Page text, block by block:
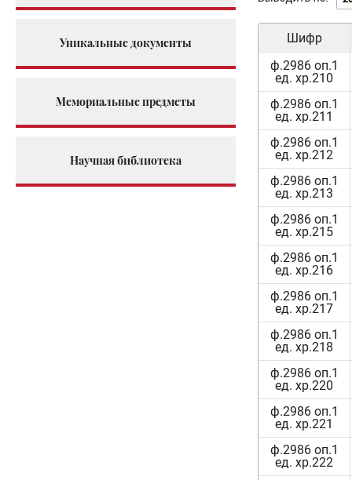
Уникальные документы
Мемориальные предметы
Научная библиотека
Шифр
ф.2986 оп.1
ед. хр.210
ф.2986 оп.1
ед. хр.211
ф.2986 оп.1
ед. хр.212
ф.2986 оп.1
ед. хр.213
ф.2986 оп.1
ед. хр.215
ф.2986 оп.1
ед. хр.216
ф.2986 оп.1
ед. хр.217
ф.2986 оп.1
ед. хр.218
ф.2986 оп.1
ед. хр.220
ф.2986 оп.1
ед. хр.221
ф.2986 оп.1
ед. хр.222